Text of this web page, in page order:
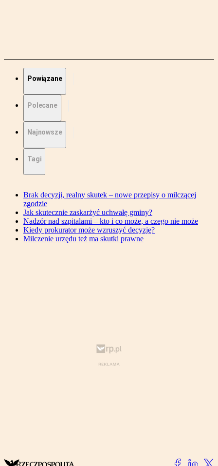
Powiązane
Polecane
Najnowsze
Tagi
Brak decyzji, realny skutek – nowe przepisy o milczącej
zgodzie
Jak skutecznie zaskarżyć uchwałę gminy?
Nadzór nad szpitalami – kto i co może, a czego nie może
Kiedy prokurator może wzruszyć decyzję?
Milczenie urzędu też ma skutki prawne